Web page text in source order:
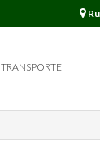
TRANSPORTE